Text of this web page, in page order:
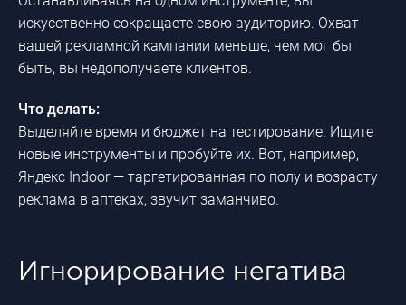
искусственно сокращаете свою аудиторию. Охват
вашей рекламной кампании меньше, чем мог бы
быть, вы недополучаете клиентов.
Что делать:
Выделяйте время и бюджет на тестирование. Ищите
новые инструменты и пробуйте их. Вот, например,
Яндекс Indoor — таргетированная по полу и возрасту
реклама в аптеках, звучит заманчиво.
Игнорирование негатива